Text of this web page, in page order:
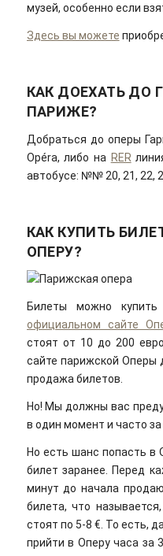
музей, особенно если
Здесь вы можете
КАК ДОЕХАТЬ ДО
ПАРИЖЕ?
Добраться до оперы
Opéra, либо на RER
автобусе: №№ 20, 21, 22,
КАК КУПИТЬ
ОПЕРУ?
Билеты можно
официальном сайте
стоят от 10 до 200
сайте парижской Оперы
продажа билетов.
Но! Мы должны вас
в один момент и часто за
Но есть шанс попасть в
билет заранее. Перед
минут до начала
билета, что
стоят по 5-8 €. То есть,
прийти в Оперу часа за